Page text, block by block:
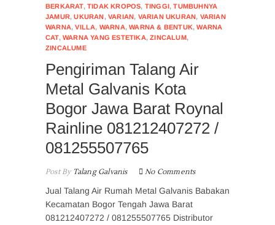
BERKARAT,TIDAK KROPOS, TINGGI,TUMBUHNYA
JAMUR,UKURAN,VARIAN, VARIAN UKURAN, VARIAN
WARNA,VILLA, WARNA,WARNA & BENTUK,WARNA
CAT,WARNA YANG ESTETIKA,ZINCALUM,
ZINCALUME
Pengiriman Talang Air
Metal Galvanis Kota
Bogor Jawa Barat Roynal
Rainline 081212407272 /
081255507765
Post ByTalang Galvanis No Comments
Jual Talang Air Rumah Metal Galvanis Babakan
Kecamatan Bogor Tengah Jawa Barat
081212407272 / 081255507765 Distributor